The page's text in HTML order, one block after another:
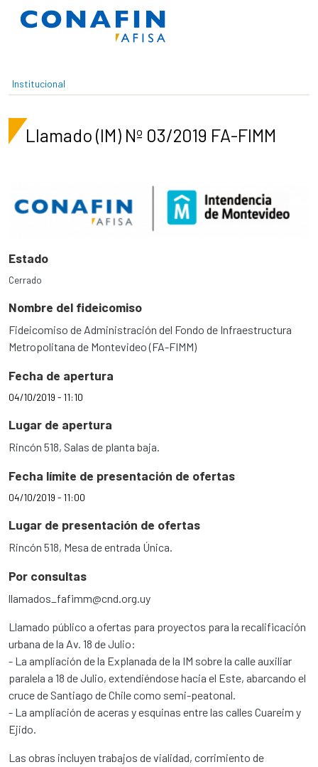
Pasar al contenido principal
Institucional
Llamado (IM) Nº 03/2019 FA-FIMM
Estado
Cerrado
Nombre del fideicomiso
Fideicomiso de Administración del Fondo de Infraestructura
Metropolitana de Montevideo (FA-FIMM)
Fecha de apertura
04/10/2019 - 11:10
Lugar de apertura
Rincón 518, Salas de planta baja.
Fecha límite de presentación de ofertas
04/10/2019 - 11:00
Lugar de presentación de ofertas
Rincón 518, Mesa de entrada Única.
Por consultas
llamados_fafimm@cnd.org.uy
Llamado público a ofertas para proyectos para la recalificación
urbana de la Av. 18 de Julio:
- La ampliación de la Explanada de la IM sobre la calle auxiliar
paralela a 18 de Julio, extendiéndose hacia el Este, abarcando el
cruce de Santiago de Chile como semi-peatonal.
- La ampliación de aceras y esquinas entre las calles Cuareim y
Ejido.
Las obras incluyen trabajos de vialidad, corrimiento de